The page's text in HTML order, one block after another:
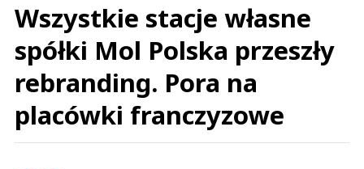
Wszystkie stacje własne
spółki Mol Polska przeszły
rebranding. Pora na
placówki franczyzowe